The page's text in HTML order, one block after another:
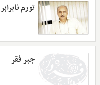
تورم نابرابر
جبر فقر